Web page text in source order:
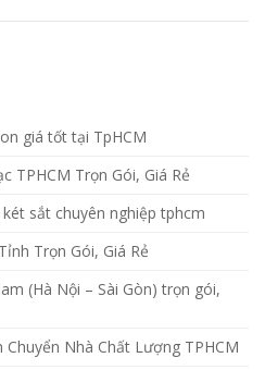
giá tốt tại TpHCM
TPHCM Trọn Gói, Giá Rẻ
sắt chuyên nghiệp tphcm
Trọn Gói, Giá Rẻ
(Hà Nội – Sài Gòn) trọn gói,
Nhà Chất Lượng TPHCM